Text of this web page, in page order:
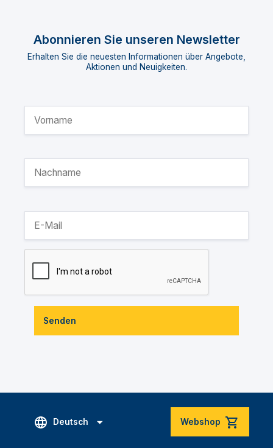
Abonnieren Sie unseren Newsletter
Erhalten Sie die neuesten Informationen über Angebote,
Aktionen und Neuigkeiten.
Senden
Deutsch Webshop